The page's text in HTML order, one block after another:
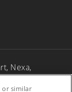
Nexa,
or similar